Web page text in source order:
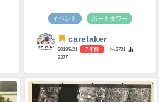
イベント ポートタワー
caretaker
2018/8/21 7 年前
- №3731
2377